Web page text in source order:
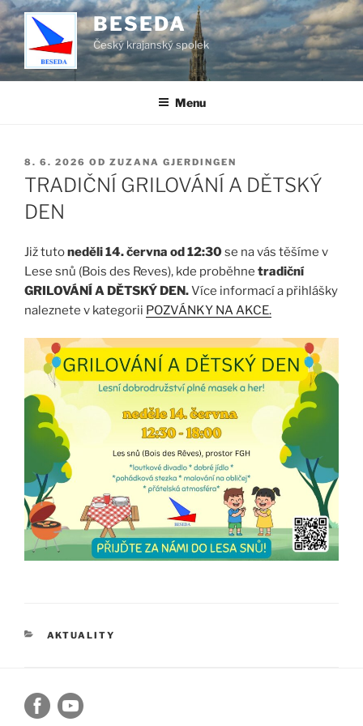
Přejít
k
obsahu
webu
BESEDA
Český krajanský spolek
Menu
PUBLIKOVÁNO
8. 6. 2026 OD ZUZANA GJERDINGEN
TRADIČNÍ GRILOVÁNÍ A DĚTSKÝ
DEN
Již tutoneděli 14. června od 12:30se na vás těšíme v
Lese snů (Bois des Reves), kde proběhne tradiční
GRILOVÁNÍ A DĚTSKÝ DEN.Více informací a přihlášky
naleznete v kategorii POZVÁNKY NA AKCE.
RUBRIKY
AKTUALITY